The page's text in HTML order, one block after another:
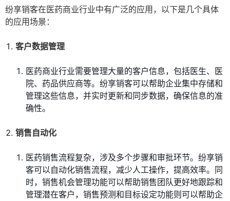
纷享销客在医药商业行业中有广泛的应用，以下是几个具体
的应用场景：
客户数据管理
医药商业行业需要管理大量的客户信息，包括医生、医
院、药品供应商等。纷享销客可以帮助企业集中存储和
管理这些信息，并实时更新和同步数据，确保信息的准
确性。
销售自动化
医药销售流程复杂，涉及多个步骤和审批环节。纷享销
客可以自动化销售流程，减少人工操作，提高效率。同
时，销售机会管理功能可以帮助销售团队更好地跟踪和
管理潜在客户，销售预测和目标设定功能则可以帮助企